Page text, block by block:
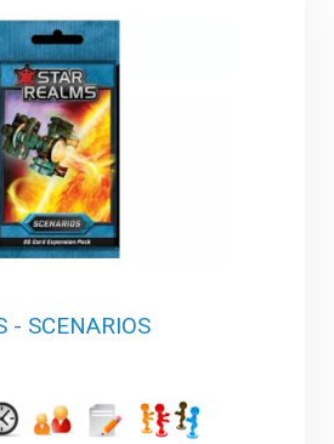
- SCENARIOS